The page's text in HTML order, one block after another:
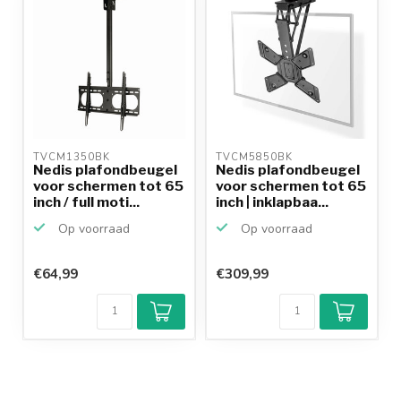
TVCM1350BK
Nedis plafondbeugel
voor schermen tot 65
inch / full moti...
Op voorraad
€64,99
TVCM5850BK
Nedis plafondbeugel
voor schermen tot 65
inch | inklapbaa...
Op voorraad
€309,99